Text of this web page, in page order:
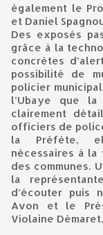
également le
et Daniel
Des exposés
grâce à la
concrètes
possibilité de
policier
l’Ubaye que
clairement
officiers de
la Préfète,
nécessaires à
des communes.
la
d’écouter puis
Avon et le
Violaine Démaret.